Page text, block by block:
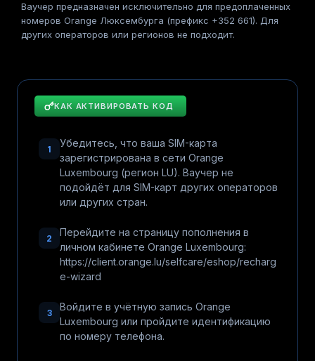
Ваучер предназначен исключительно для предоплаченных
номеров Orange Люксембурга (префикс +352 661). Для
других операторов или регионов не подходит.
КАК АКТИВИРОВАТЬ КОД
1
Убедитесь, что ваша SIM-карта
зарегистрирована в сети Orange
Luxembourg (регион LU). Ваучер не
подойдёт для SIM-карт других операторов
или других стран.
2
Перейдите на страницу пополнения в
личном кабинете Orange Luxembourg:
https://client.orange.lu/selfcare/eshop/recharg
e-wizard
3
Войдите в учётную запись Orange
Luxembourg или пройдите идентификацию
по номеру телефона.